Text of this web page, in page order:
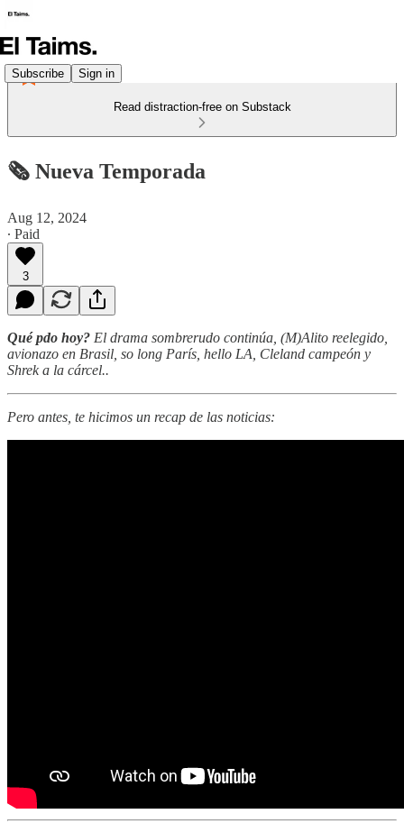
Subscribe Sign in
Read distraction-free on Substack
🗞️ Nueva Temporada
Aug 12, 2024
∙ Paid
3
Qué pdo hoy? El drama sombrerudo continúa, (M)Alito reelegido,
avionazo en Brasil, so long París, hello LA, Cleland campeón y
Shrek a la cárcel..
Pero antes, te hicimos un recap de las noticias: